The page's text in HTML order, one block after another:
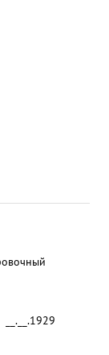
Союза
к
__.__.1929